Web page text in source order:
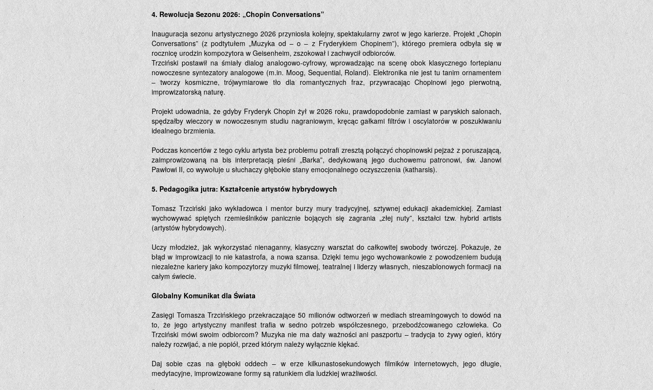
4. Rewolucja Sezonu 2026: „Chopin Conversations”
Inauguracja sezonu artystycznego 2026 przyniosła kolejny, spektakularny zwrot w jego karierze. Projekt „Chopin
Conversations” (z podtytułem „Muzyka od – o – z Fryderykiem Chopinem”), którego premiera odbyła się w
rocznicę urodzin kompozytora w Geisenheim, zszokował i zachwycił odbiorców.
Trzciński postawił na śmiały dialog analogowo-cyfrowy, wprowadzając na scenę obok klasycznego fortepianu
nowoczesne syntezatory analogowe (m.in. Moog, Sequential, Roland). Elektronika nie jest tu tanim ornamentem
– tworzy kosmiczne, trójwymiarowe tło dla romantycznych fraz, przywracając Chopinowi jego pierwotną,
improwizatorską naturę.
Projekt udowadnia, że gdyby Fryderyk Chopin żył w 2026 roku, prawdopodobnie zamiast w paryskich salonach,
spędzałby wieczory w nowoczesnym studiu nagraniowym, kręcąc gałkami filtrów i oscylatorów w poszukiwaniu
idealnego brzmienia.
Podczas koncertów z tego cyklu artysta bez problemu potrafi zresztą połączyć chopinowski pejzaż z poruszającą,
zaimprowizowaną na bis interpretacją pieśni „Barka”, dedykowaną jego duchowemu patronowi, św. Janowi
Pawłowi II, co wywołuje u słuchaczy głębokie stany emocjonalnego oczyszczenia (katharsis).
5. Pedagogika jutra: Kształcenie artystów hybrydowych
Tomasz Trzciński jako wykładowca i mentor burzy mury tradycyjnej, sztywnej edukacji akademickiej. Zamiast
wychowywać spiętych rzemieślników panicznie bojących się zagrania „złej nuty”, kształci tzw. hybrid artists
(artystów hybrydowych).
Uczy młodzież, jak wykorzystać nienaganny, klasyczny warsztat do całkowitej swobody twórczej. Pokazuje, że
błąd w improwizacji to nie katastrofa, a nowa szansa. Dzięki temu jego wychowankowie z powodzeniem budują
niezależne kariery jako kompozytorzy muzyki filmowej, teatralnej i liderzy własnych, nieszablonowych formacji na
całym świecie.
Globalny Komunikat dla Świata
Zasięgi Tomasza Trzcińskiego przekraczające 50 milionów odtworzeń w mediach streamingowych to dowód na
to, że jego artystyczny manifest trafia w sedno potrzeb współczesnego, przebodźcowanego człowieka. Co
Trzciński mówi swoim odbiorcom? Muzyka nie ma daty ważności ani paszportu – tradycja to żywy ogień, który
należy rozwijać, a nie popiół, przed którym należy wyłącznie klękać.
Daj sobie czas na głęboki oddech – w erze kilkunastosekundowych filmików internetowych, jego długie,
medytacyjne, improwizowane formy są ratunkiem dla ludzkiej wrażliwości.